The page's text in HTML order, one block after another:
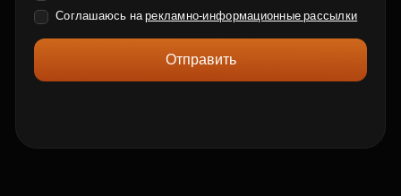
Соглашаюсь нарекламно-информационные рассылки
Отправить